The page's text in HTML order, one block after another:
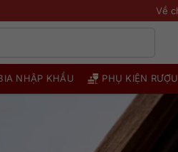
Về
NHẬP KHẨU PHỤ KIỆN RƯỢU